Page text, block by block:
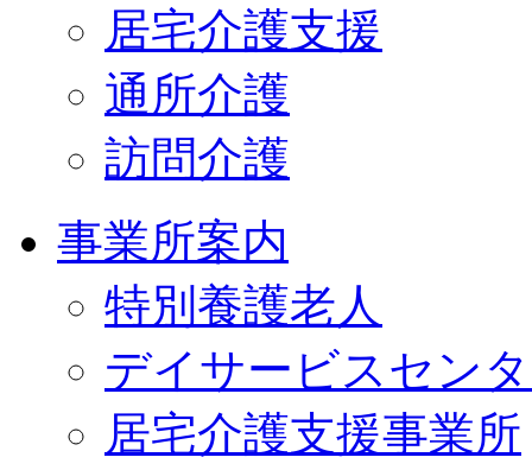
居宅介護支援
通所介護
訪問介護
事業所案内
特別養護老人
デイサービスセン
居宅介護支援事業所